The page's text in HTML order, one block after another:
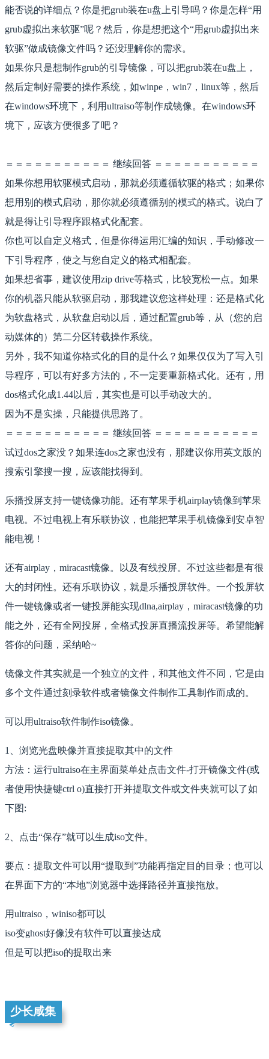
能否说的详细点？你是把grub装在u盘上引导吗？你是怎样“用
grub虚拟出来软驱”呢？然后，你是想把这个“用grub虚拟出来
软驱”做成镜像文件吗？还没理解你的需求。
如果你只是想制作grub的引导镜像，可以把grub装在u盘上，
然后定制好需要的操作系统，如winpe，win7，linux等，然后
在windows环境下，利用ultraiso等制作成镜像。在windows环
境下，应该方便很多了吧？
＝＝＝＝＝＝＝＝＝＝＝ 继续回答 ＝＝＝＝＝＝＝＝＝＝＝
如果你想用软驱模式启动，那就必须遵循软驱的格式；如果你
想用别的模式启动，那你就必须遵循别的模式的格式。说白了
就是得让引导程序跟格式化配套。
你也可以自定义格式，但是你得运用汇编的知识，手动修改一
下引导程序，使之与您自定义的格式相配套。
如果想省事，建议使用zip drive等格式，比较宽松一点。如果
你的机器只能从软驱启动，那我建议您这样处理：还是格式化
为软盘格式，从软盘启动以后，通过配置grub等，从（您的启
动媒体的）第二分区转载操作系统。
另外，我不知道你格式化的目的是什么？如果仅仅为了写入引
导程序，可以有好多方法的，不一定要重新格式化。还有，用
dos格式化成1.44以后，其实也是可以手动改大的。
因为不是实操，只能提供思路了。
＝＝＝＝＝＝＝＝＝＝＝ 继续回答 ＝＝＝＝＝＝＝＝＝＝＝
试过dos之家没？如果连dos之家也没有，那建议你用英文版的
搜索引擎搜一搜，应该能找得到。
乐播投屏支持一键镜像功能。还有苹果手机airplay镜像到苹果
电视。不过电视上有乐联协议，也能把苹果手机镜像到安卓智
能电视！
还有airplay，miracast镜像。以及有线投屏。不过这些都是有很
大的封闭性。还有乐联协议，就是乐播投屏软件。一个投屏软
件一键镜像或者一键投屏能实现dlna,airplay，miracast镜像的功
能之外，还有全网投屏，全格式投屏直播流投屏等。希望能解
答你的问题，采纳哈~
镜像文件其实就是一个独立的文件，和其他文件不同，它是由
多个文件通过刻录软件或者镜像文件制作工具制作而成的。
可以用ultraiso软件制作iso镜像。
1、浏览光盘映像并直接提取其中的文件
方法：运行ultraiso在主界面菜单处点击文件-打开镜像文件(或
者使用快捷键ctrl o)直接打开并提取文件或文件夹就可以了如
下图:
2、点击“保存”就可以生成iso文件。
要点：提取文件可以用“提取到”功能再指定目的目录；也可以
在界面下方的“本地”浏览器中选择路径并直接拖放。
用ultraiso，winiso都可以
iso变ghost好像没有软件可以直接达成
但是可以把iso的提取出来
少长咸集